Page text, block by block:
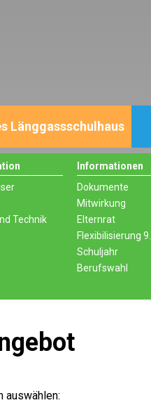
Länggassschulhaus
Technik
Informationen
Dokumente
Mitwirkung
Elternrat
Flexibilisierung 9.
Schuljahr
Berufswahl
auswählen: